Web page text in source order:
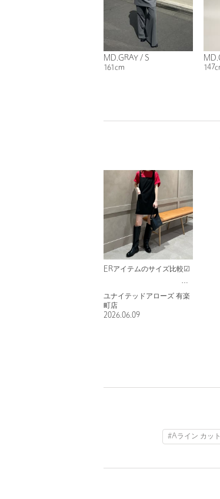
MD.GRAY / S
161cm
ERアイテムのサイズ比較☑︎
ユナイテッドアローズ 有楽
町店
2026.06.09
#Aライン カッ